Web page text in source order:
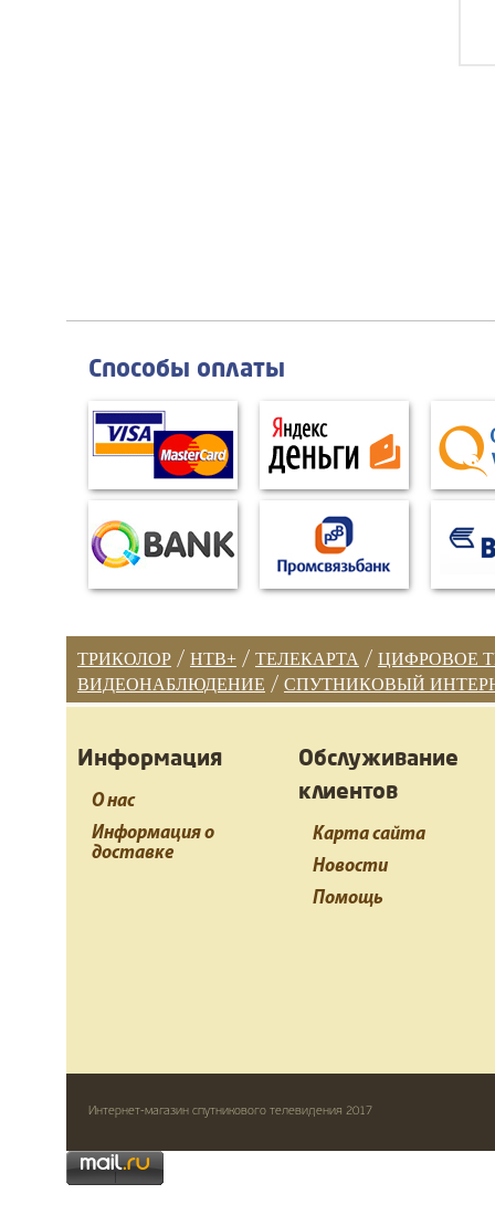
Способы оплаты
ТРИКОЛОР / НТВ+ / ТЕЛЕКАРТА / ЦИФРОВОЕ
ВИДЕОНАБЛЮДЕНИЕ / СПУТНИКОВЫЙ
Информация
О нас
Информация о
доставке
Обслуживание
клиентов
Карта сайта
Новости
Помощь
Интернет-магазин спутникового телевидения 2017